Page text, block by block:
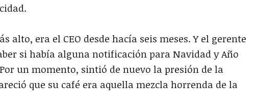
era el CEO desde hacía seis meses. Y el gerente
si había alguna notificación para Navidad y Año
un momento, sintió de nuevo la presión de la
que su café era aquella mezcla horrenda de la